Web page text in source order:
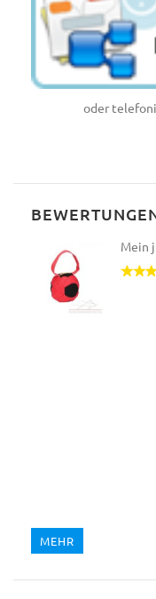
oder
Mein
MEHR